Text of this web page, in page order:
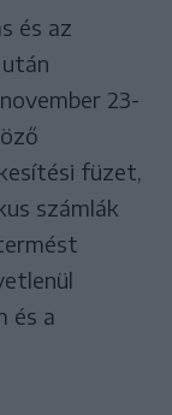
és az
23-
füzet,
számlák
és a